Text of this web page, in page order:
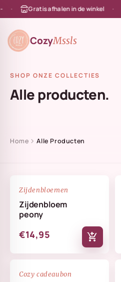
naar de content
Gratis afhalen in de winkel
CozyMssls
SHOP ONZE COLLECTIES
Alle producten.
Home chevron_rightAlle Producten
Zijdenbloemen
Zijdenbloem
peony
€14,95 add_shopping_cart
Cozy cadeaubon